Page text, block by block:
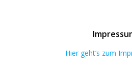
Hier geht’s zum